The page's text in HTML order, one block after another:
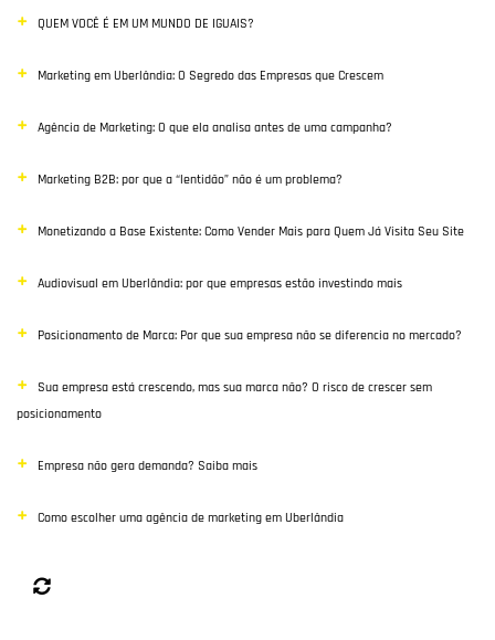
QUEM VOCÊ É EM UM MUNDO DE IGUAIS?
Marketing em Uberlândia: O Segredo das Empresas que Crescem
Agência de Marketing: O que ela analisa antes de uma campanha?
Marketing B2B: por que a “lentidão” não é um problema?
Monetizando a Base Existente: Como Vender Mais para Quem Já Visita Seu Site
Audiovisual em Uberlândia: por que empresas estão investindo mais
Posicionamento de Marca: Por que sua empresa não se diferencia no mercado?
Sua empresa está crescendo, mas sua marca não? O risco de crescer sem
posicionamento
Empresa não gera demanda? Saiba mais
Como escolher uma agência de marketing em Uberlândia